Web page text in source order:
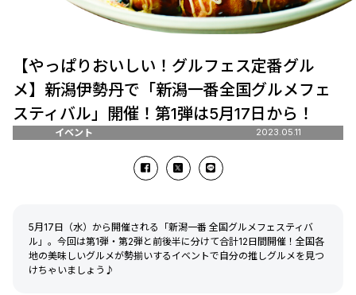
【やっぱりおいしい！グルフェス定番グル
メ】新潟伊勢丹で「新潟一番全国グルメフェ
スティバル」開催！第1弾は5月17日から！
イベント 2023.05.11
5月17日（水）から開催される「新潟一番 全国グルメフェスティバ
ル」。今回は第1弾・第2弾と前後半に分けて合計12日間開催！全国各
地の美味しいグルメが勢揃いするイベントで自分の推しグルメを見つ
けちゃいましょう♪